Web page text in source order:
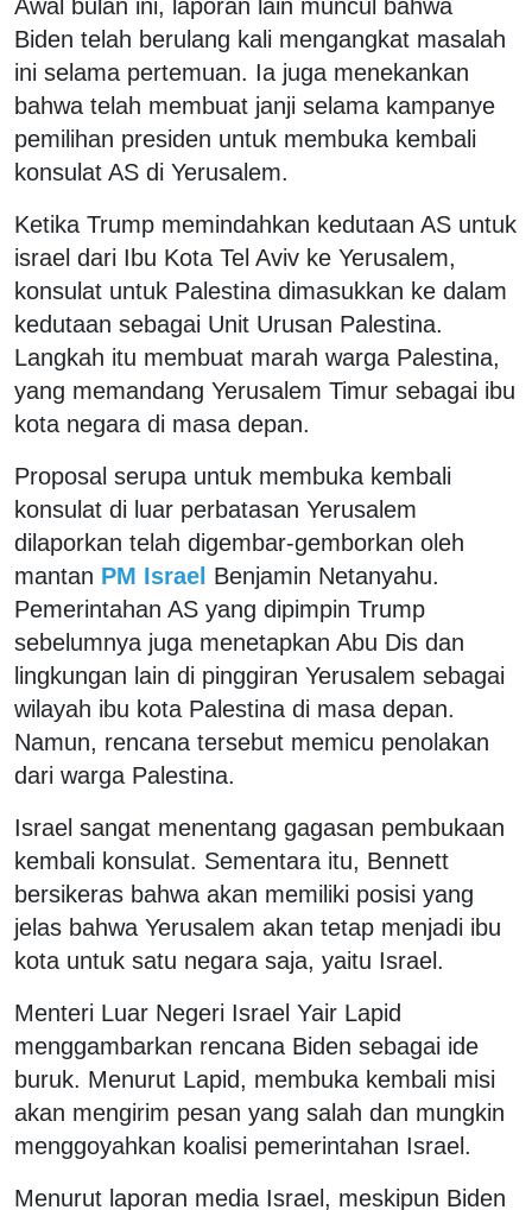
Awal bulan ini, laporan lain muncul bahwa
Biden telah berulang kali mengangkat masalah
ini selama pertemuan. Ia juga menekankan
bahwa telah membuat janji selama kampanye
pemilihan presiden untuk membuka kembali
konsulat AS di Yerusalem.
Ketika Trump memindahkan kedutaan AS untuk
israel dari Ibu Kota Tel Aviv ke Yerusalem,
konsulat untuk Palestina dimasukkan ke dalam
kedutaan sebagai Unit Urusan Palestina.
Langkah itu membuat marah warga Palestina,
yang memandang Yerusalem Timur sebagai ibu
kota negara di masa depan.
Proposal serupa untuk membuka kembali
konsulat di luar perbatasan Yerusalem
dilaporkan telah digembar-gemborkan oleh
mantan PM Israel Benjamin Netanyahu.
Pemerintahan AS yang dipimpin Trump
sebelumnya juga menetapkan Abu Dis dan
lingkungan lain di pinggiran Yerusalem sebagai
wilayah ibu kota Palestina di masa depan.
Namun, rencana tersebut memicu penolakan
dari warga Palestina.
Israel sangat menentang gagasan pembukaan
kembali konsulat. Sementara itu, Bennett
bersikeras bahwa akan memiliki posisi yang
jelas bahwa Yerusalem akan tetap menjadi ibu
kota untuk satu negara saja, yaitu Israel.
Menteri Luar Negeri Israel Yair Lapid
menggambarkan rencana Biden sebagai ide
buruk. Menurut Lapid, membuka kembali misi
akan mengirim pesan yang salah dan mungkin
menggoyahkan koalisi pemerintahan Israel.
Menurut laporan media Israel, meskipun Biden